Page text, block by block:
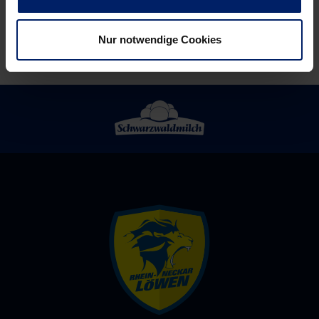
Nur notwendige Cookies